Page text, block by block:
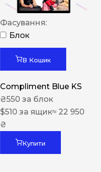
Фасування:
Блок
В Кошик
Compliment Blue KS
₴550 за блок
$510 за ящик≈ 22 950
₴
Купити